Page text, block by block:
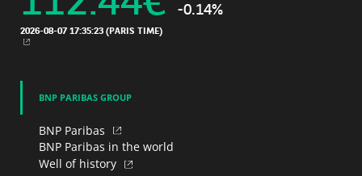
-0.14%
2026-08-07 17:35:23 (PARIS TIME)
NEW WINDOW
BNP PARIBAS GROUP
BNP Paribas
BNP Paribas in the world
Well of history